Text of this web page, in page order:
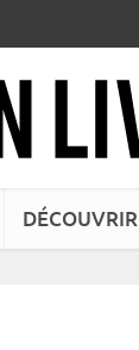
DÉCOUVRIR